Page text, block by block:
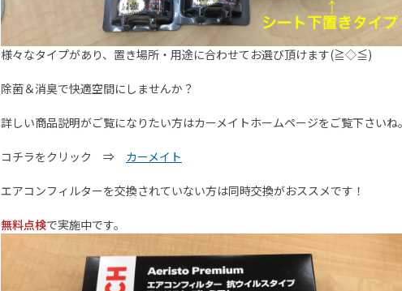
様々なタイプがあり、置き場所・用途に合わせてお選び頂けます(≧◇≦)
除菌＆消臭で快適空間にしませんか？
詳しい商品説明がご覧になりたい方はカーメイトホームページをご覧下さいね
コチラをクリック ⇒ カーメイト
エアコンフィルターを交換されていない方は同時交換がおススメです！
無料点検で実施中です。